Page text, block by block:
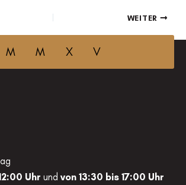
WEITER
M M X V
Uhr und von 13:30 bis 17:00 Uhr